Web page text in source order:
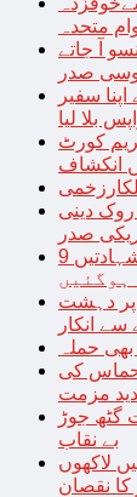
متحدہ
آ جاتے
صدر
سفیر
بلا لیا
کورٹ
انکشاف
روک دینی
صدر
اسرائیل نے غزہ کو چاروں طرف سے گھیرلیا، شہادتیں 9
پر دہشت
انکار
حملہ
حماس کی
گٹھ جوڑ
بے نقاب
لاکھوں
کا نقصان